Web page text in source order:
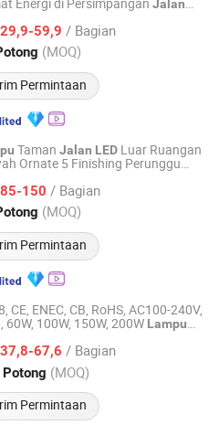
Jalan
59,9 / Bagian
(MOQ)
Permintaan
Equipment Group Co., Ltd.
Harga mulai 2019
Taman Jalan LED Luar Ruangan
Ornate 5 Finishing Perunggu
150 / Bagian
(MOQ)
Permintaan
Hongsheng New Energy
Harga mulai 2026
CE, ENEC, CB, RoHS, AC100-240V,
60W, 100W, 150W, 200W Lampu
67,6 / Bagian
(MOQ)
Permintaan
Ltd.
Harga mulai 2021